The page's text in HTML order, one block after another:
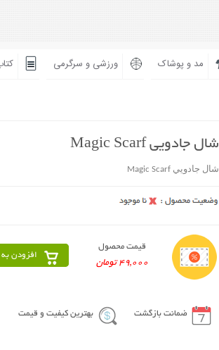
مد و پوشاک ورزشی و سرگرمی
شال جادويي Magic Scarf
شال جادويي Magic Scarf
قیمت محصول
49,000 تومان
افزودن
ضمانت بازگشت بهترین کیفیت و قیمت